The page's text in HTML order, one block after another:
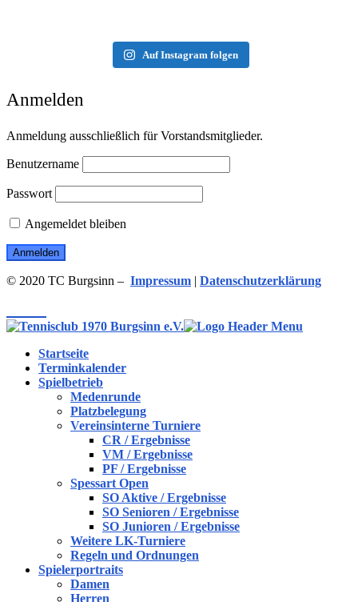
Auf Instagram folgen
Anmelden
Anmeldung ausschließlich für Vorstandsmitglieder.
Benutzername
Passwort
Angemeldet bleiben
© 2020 TC Burgsinn – Impressum | Datenschutzerklärung
Startseite
Terminkalender
Spielbetrieb
Medenrunde
Platzbelegung
Vereinsinterne Turniere
CR / Ergebnisse
VM / Ergebnisse
PF / Ergebnisse
Spessart Open
SO Aktive / Ergebnisse
SO Senioren / Ergebnisse
SO Junioren / Ergebnisse
Weitere LK-Turniere
Regeln und Ordnungen
Spielerportraits
Damen
Herren